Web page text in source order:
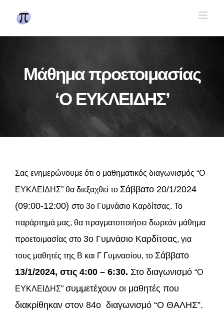
content
Μάθημα προετοιμασίας
‘Ο ΕΥΚΛΕΙΔΗΣ’
Σας ενημερώνουμε ότι ο μαθηματικός διαγωνισμός “Ο
ΕΥΚΛΕΙΔΗΣ” θα διεξαχθεί τo Σάββατο 20/1/2024
(09:00-12:00) στο 3ο Γυμνάσιο Καρδίτσας. Το
παράρτημά μας, θα πραγματοποιήσει δωρεάν μάθημα
προετοιμασίας στο 3ο Γυμνάσιο Καρδίτσας, για
τους μαθητές της Β και Γ Γυμνασίου, το Σάββατο
13/1/2024, στις 4:00 – 6:30. Στο διαγωνισμό “Ο
ΕΥΚΛΕΙΔΗΣ” συμμετέχουν οι μαθητές που
διακρίθηκαν στον 84ο διαγωνισμό “Ο ΘΑΛΗΣ”.